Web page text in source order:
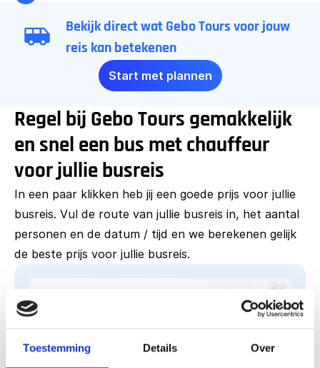
Toestemming Details Over
Bekijk direct wat Gebo Tours voor jouw
reis kan betekenen
Start met plannen
Regel bij Gebo Tours gemakkelijk
en snel een bus met chauffeur
voor jullie busreis
In een paar klikken heb jij een goede prijs voor jullie
busreis. Vul de route van jullie busreis in, het aantal
personen en de datum / tijd en we berekenen gelijk
de beste prijs voor jullie busreis.